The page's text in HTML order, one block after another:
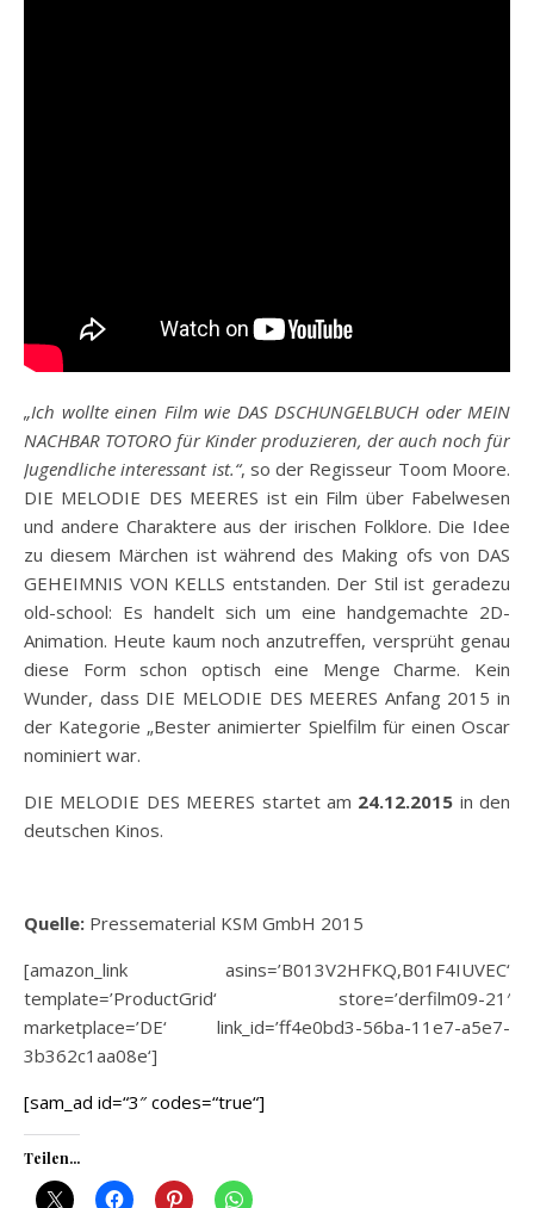
„Ich wollte einen Film wie DAS DSCHUNGELBUCH oder MEIN
NACHBAR TOTORO für Kinder produzieren, der auch noch für
Jugendliche interessant ist.“, so der Regisseur Toom Moore.
DIE MELODIE DES MEERES ist ein Film über Fabelwesen
und andere Charaktere aus der irischen Folklore. Die Idee
zu diesem Märchen ist während des Making ofs von DAS
GEHEIMNIS VON KELLS entstanden. Der Stil ist geradezu
old-school: Es handelt sich um eine handgemachte 2D-
Animation. Heute kaum noch anzutreffen, versprüht genau
diese Form schon optisch eine Menge Charme. Kein
Wunder, dass DIE MELODIE DES MEERES Anfang 2015 in
der Kategorie „Bester animierter Spielfilm für einen Oscar
nominiert war.
DIE MELODIE DES MEERES startet am 24.12.2015 in den
deutschen Kinos.
Quelle: Pressematerial KSM GmbH 2015
[amazon_link asins=’B013V2HFKQ,B01F4IUVEC‘
template=’ProductGrid‘ store=’derfilm09-21′
marketplace=’DE‘ link_id=’ff4e0bd3-56ba-11e7-a5e7-
3b362c1aa08e‘]
[sam_ad id=“3″ codes=“true“]
Teilen...